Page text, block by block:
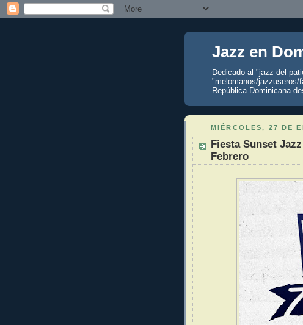
Jazz en
Dedicado al "jazz del
"melomanos/
República Dominicana
MIÉRCOLES, 27 DE
Fiesta Sunset
Febrero